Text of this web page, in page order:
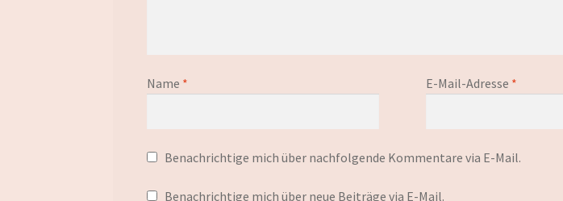
Name * E-Mail-Adresse *
Benachrichtige mich über nachfolgende Kommentare via E-Mail.
Benachrichtige mich über neue Beiträge via E-Mail.